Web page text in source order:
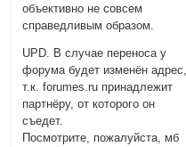
объективно не совсем
справедливым образом.
UPD. В случае переноса у
форума будет изменён
т.к. forumes.ru принадлежит
партнёру, от которого он
съедет.
Посмотрите, пожалуйста, мб